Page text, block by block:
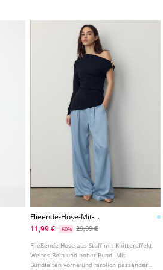
erhältlich.
Flieende-Hose-Mit-
Knittereffekt-Und-Schleife
11,99 € -60% 29,99 €
Fließende Hose aus Stoff mit Knittereffekt.
Weites Bein und hoher Bund. Mit
Bundfalten vorne und farblich passender